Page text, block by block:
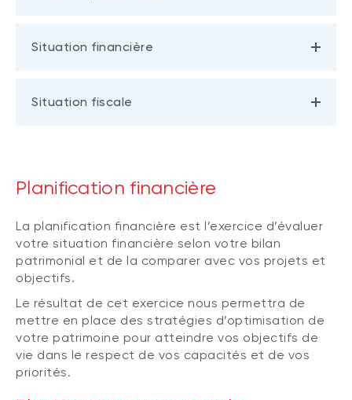
Situation financière
Situation fiscale
Planification financière
La planification financière est l’exercice d’évaluer
votre situation financière selon votre bilan
patrimonial et de la comparer avec vos projets et
objectifs.
Le résultat de cet exercice nous permettra de
mettre en place des stratégies d’optimisation de
votre patrimoine pour atteindre vos objectifs de
vie dans le respect de vos capacités et de vos
priorités.